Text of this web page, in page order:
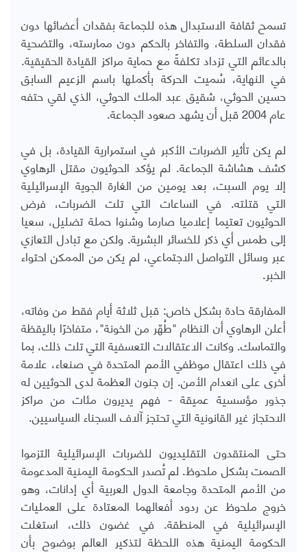
تسمح ثقافة الاستبدال هذه للجماعة بفقدان أعضائها دون
فقدان السلطة، والتفاخر بالحكم دون ممارسته، والتضحية
بالدعائم التي تزداد تكلفةً مع حماية مراكز القيادة الحقيقية.
في النهاية، سُميت الحركة بأكملها باسم الزعيم السابق
حسين الحوثي، شقيق عبد الملك الحوثي، الذي لقي حتفه
عام 2004 قبل أن يشهد صعود الجماعة.
لم يكن تأثير الضربات الأكبر في استمرارية القيادة، بل في
كشف هشاشة الجماعة. لم يؤكد الحوثيون مقتل الرهاوي
إلا يوم السبت، بعد يومين من الغارة الجوية الإسرائيلية
التي قتلته. في الساعات التي تلت الضربات، فرض
الحوثيون تعتيما إعلاميا صارما وشنوا حملة تضليل، سعيا
إلى طمس أي ذكر للخسائر البشرية. ولكن مع تبادل التعازي
عبر وسائل التواصل الاجتماعي، لم يكن من الممكن احتواء
الخبر.
المفارقة حادة بشكل خاص: قبل ثلاثة أيام فقط من وفاته،
أعلن الرهاوي أن النظام "طُهّر من الخونة"، متفاخرًا باليقظة
والتماسك. وكانت الاعتقالات التعسفية التي تلت ذلك، بما
في ذلك اعتقال موظفي الأمم المتحدة في صنعاء، علامة
أخرى على انعدام الأمن. إن جنون العظمة لدى الحوثيين له
جذور مؤسسية عميقة - فهم يديرون مئات من مراكز
الاحتجاز غير القانونية التي تحتجز آلاف السجناء السياسيين.
حتى المنتقدون التقليديون للضربات الإسرائيلية التزموا
الصمت بشكل ملحوظ. لم تُصدر الحكومة اليمنية المدعومة
من الأمم المتحدة وجامعة الدول العربية أي إدانات، وهو
خروج ملحوظ عن ردود أفعالهما المعتادة على العمليات
الإسرائيلية في المنطقة. في غضون ذلك، استغلت
الحكومة اليمنية هذه اللحظة لتذكير العالم بوضوح بأن